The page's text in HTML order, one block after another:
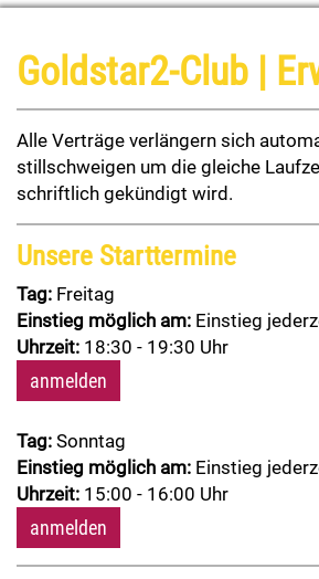
Goldstar2-Club |
Alle Verträge verlängern sich
stillschweigen um die gleiche
schriftlich gekündigt wird.
Unsere Starttermine
Tag: Freitag
Einstieg möglich am: Einstieg
Uhrzeit: 18:30 - 19:30 Uhr
anmelden
Tag: Sonntag
Einstieg möglich am: Einstieg
Uhrzeit: 15:00 - 16:00 Uhr
anmelden